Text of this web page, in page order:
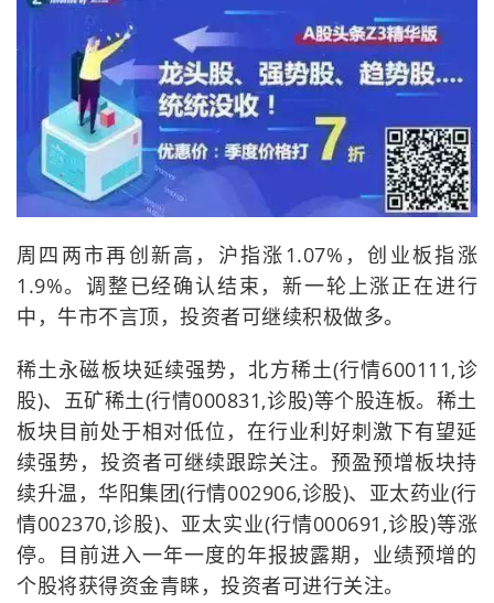
周四两市再创新高，沪指涨1.07%，创业板指涨
1.9%。调整已经确认结束，新一轮上涨正在进行
中，牛市不言顶，投资者可继续积极做多。
稀土永磁板块延续强势，北方稀土(行情600111,诊
股)、五矿稀土(行情000831,诊股)等个股连板。稀土
板块目前处于相对低位，在行业利好刺激下有望延
续强势，投资者可继续跟踪关注。预盈预增板块持
续升温，华阳集团(行情002906,诊股)、亚太药业(行
情002370,诊股)、亚太实业(行情000691,诊股)等涨
停。目前进入一年一度的年报披露期，业绩预增的
个股将获得资金青睐，投资者可进行关注。